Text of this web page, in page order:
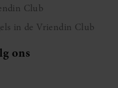
Club
in de Vriendin Club
ons